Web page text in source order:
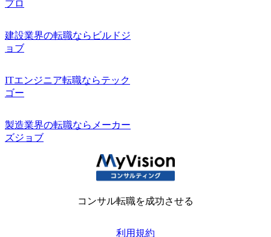
プロ
建設業界の転職ならビルドジ
ョブ
ITエンジニア転職ならテック
ゴー
製造業界の転職ならメーカー
ズジョブ
コンサル転職を成功させる
利用規約